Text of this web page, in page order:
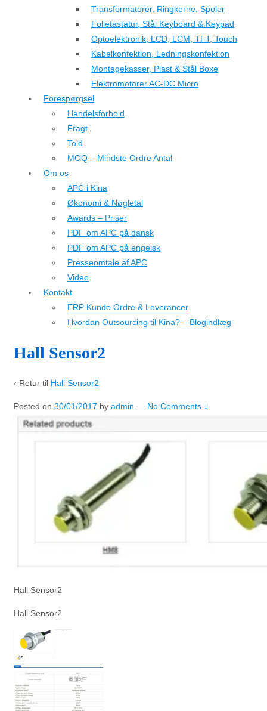
Transformatorer, Ringkerne, Spoler
Folietastatur, Stål Keyboard & Keypad
Optoelektronik, LCD, LCM, TFT, Touch
Kabelkonfektion, Ledningskonfektion
Montagekasser, Plast & Stål Boxe
Elektromotorer AC-DC Micro
Forespørgsel
Handelsforhold
Fragt
Told
MOQ – Mindste Ordre Antal
Om os
APC i Kina
Økonomi & Nøgletal
Awards – Priser
PDF om APC på dansk
PDF om APC på engelsk
Presseomtale af APC
Video
Kontakt
ERP Kunde Ordre & Leverancer
Hvordan Outsourcing til Kina? – Blogindlæg
Hall Sensor2
‹ Retur til Hall Sensor2
Posted on 30/01/2017 by admin — No Comments ↓
Hall Sensor2
Hall Sensor2